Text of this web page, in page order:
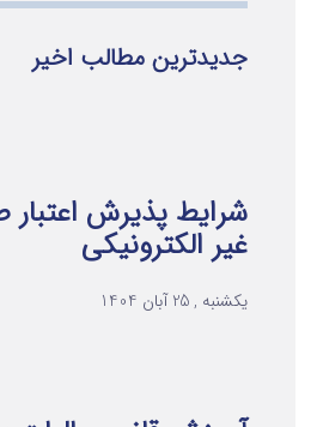
جدیدترین مطالب اخیر
شرایط پذیرش
غیر الکترونیکی
یکشنبه , 25 آبان 1404